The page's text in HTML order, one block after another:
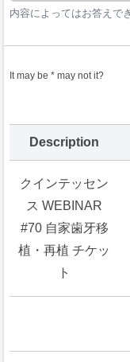
内容によってはお答えで
It may be * may not it?
Description
クインテッセン
ス WEBINAR
#70 自家歯牙移
植・再植 チケッ
ト